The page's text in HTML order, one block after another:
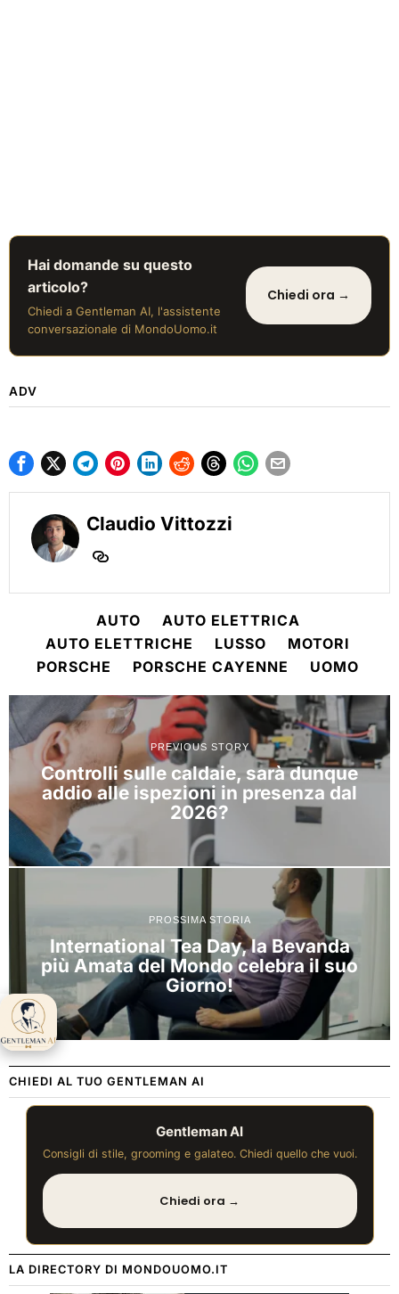
Hai domande su questo
articolo?
Chiedi a Gentleman AI, l'assistente
conversazionale di MondoUomo.it
Chiedi ora →
ADV
Claudio Vittozzi
AUTO
AUTO ELETTRICA
AUTO ELETTRICHE
LUSSO
MOTORI
PORSCHE
PORSCHE CAYENNE UOMO
PREVIOUS STORY
Controlli sulle caldaie, sarà dunque
addio alle ispezioni in presenza dal
2026?
PROSSIMA STORIA
International Tea Day, la Bevanda
più Amata del Mondo celebra il suo
Giorno!
CHIEDI AL TUO GENTLEMAN AI
Gentleman AI
Consigli di stile, grooming e galateo. Chiedi quello che vuoi.
Chiedi ora →
LA DIRECTORY DI MONDOUOMO.IT
Gentleman AI ti
aspetta 👋